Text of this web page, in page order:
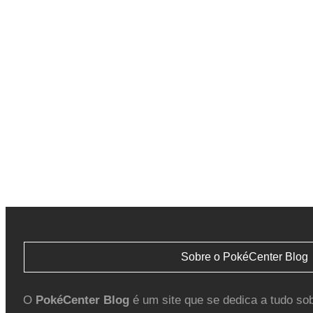
Sobre o PokéCenter Blog
O PokéCenter Blogé um site que se dedica a tudo